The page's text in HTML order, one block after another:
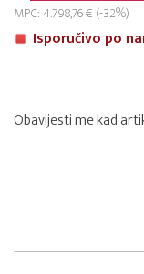
MPC: 4.798,76 € (-32%)
Isporučivo po
Obavijesti me kad